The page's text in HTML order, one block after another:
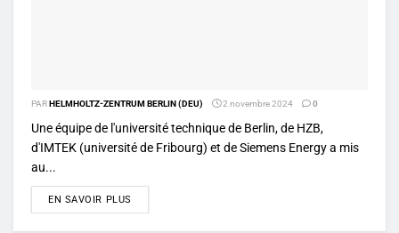
PARHELMHOLTZ-ZENTRUM BERLIN (DEU) 2 novembre 2024 0
Une équipe de l'université technique de Berlin, de HZB,
d'IMTEK (université de Fribourg) et de Siemens Energy a mis
au...
EN SAVOIR PLUS